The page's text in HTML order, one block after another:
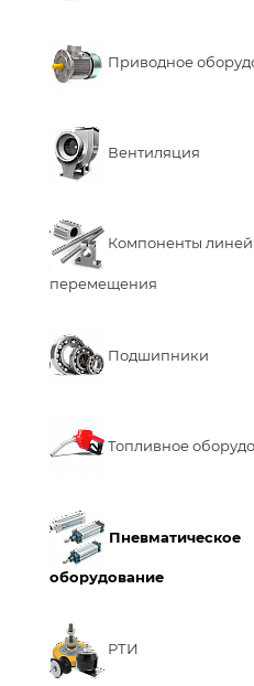
Приводное
Вентиляция
Компоненты
перемещения
Подшипники
Топливное
Пневматическое
оборудование
РТИ